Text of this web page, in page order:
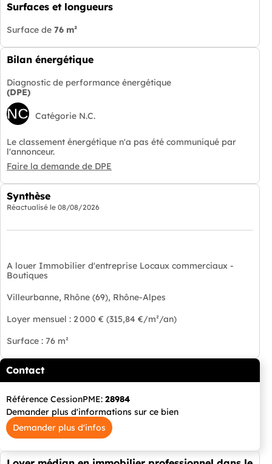
Surfaces et longueurs
Surface de 76 m²
Bilan énergétique
Diagnostic de performance énergétique
(DPE)
NC Catégorie N.C.
Le classement énergétique n'a pas été communiqué par
l'annonceur.
Faire la demande de DPE
Synthèse
Réactualisé le 08/08/2026
A louer Immobilier d'entreprise Locaux commerciaux -
Boutiques
Villeurbanne, Rhône (69), Rhône-Alpes
Loyer mensuel : 2 000 € (315,84 €/m²/an)
Surface : 76 m²
Contact
Référence CessionPME: 28984
Demander plus d'informations sur ce bien
Demander plus d'infos